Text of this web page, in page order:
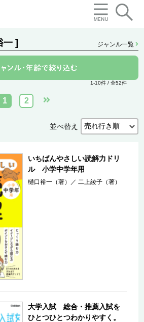
] ジャンル一覧
1-10件 / 全52件
1 2
並べ替え
いちばんやさしい読解力ドリ
ル 小学中学年用
樋口裕一（著） ／二上綾子（著）
大学入試 総合・推薦入試を
ひとつひとつわかりやすく。